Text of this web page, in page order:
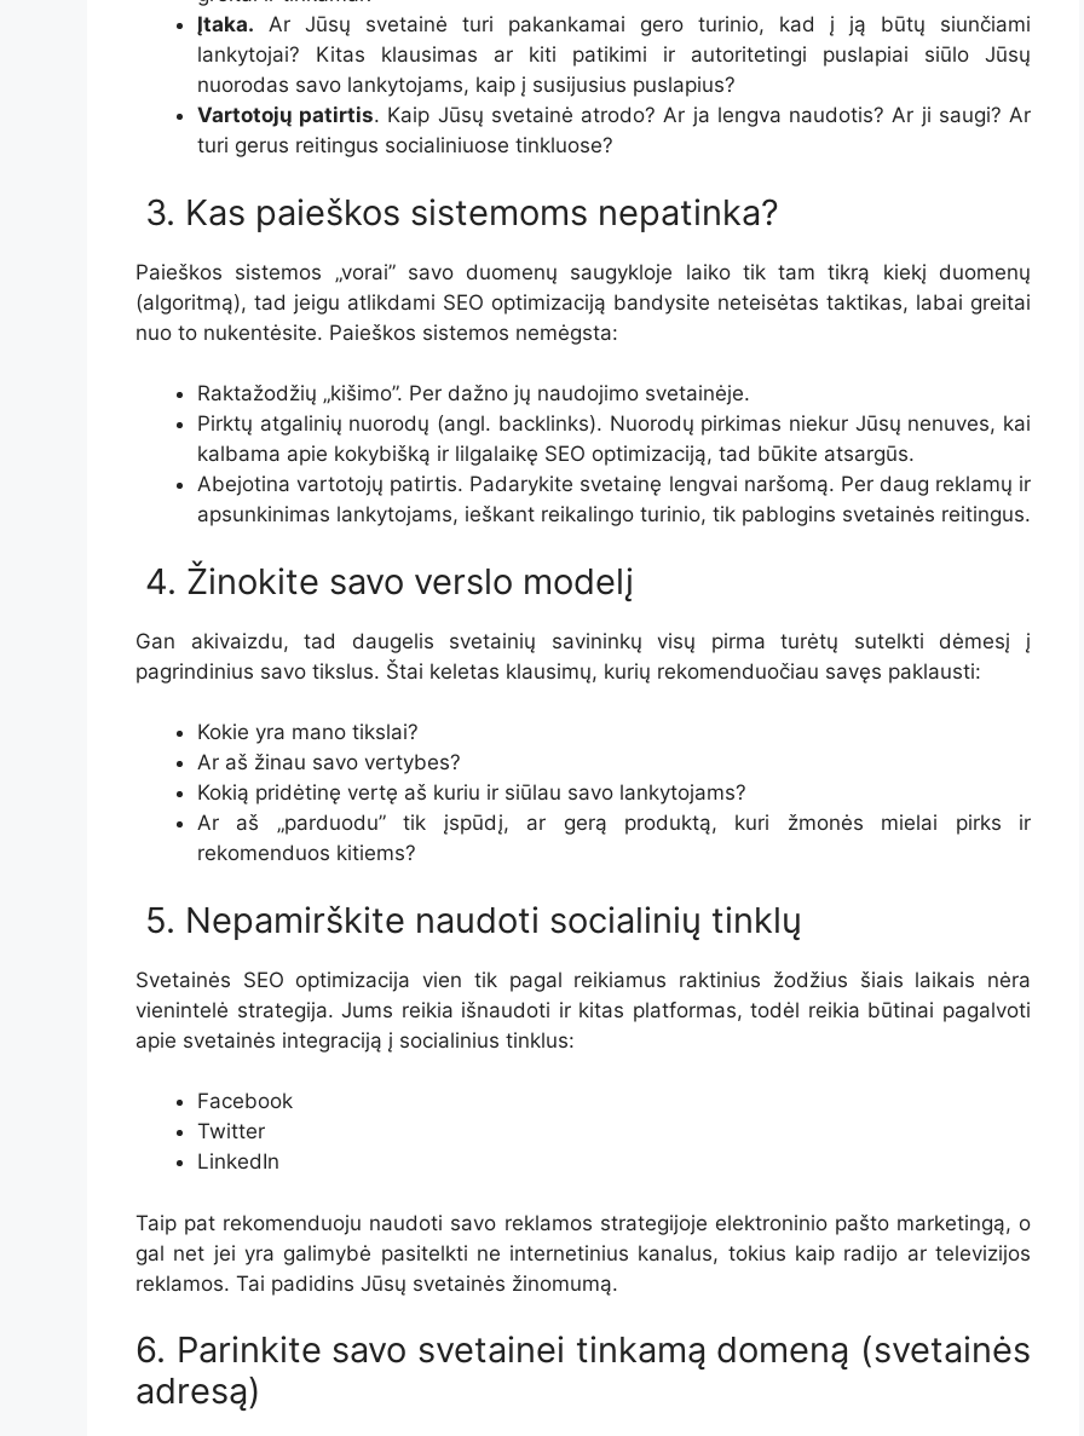
Įtaka. Ar Jūsų svetainė turi pakankamai gero turinio, kad į ją būtų siunčiami
lankytojai? Kitas klausimas ar kiti patikimi ir autoritetingi puslapiai siūlo Jūsų
nuorodas savo lankytojams, kaip į susijusius puslapius?
Vartotojų patirtis. Kaip Jūsų svetainė atrodo? Ar ja lengva naudotis? Ar ji saugi? Ar
turi gerus reitingus socialiniuose tinkluose?
3. Kas paieškos sistemoms nepatinka?
Paieškos sistemos „vorai” savo duomenų saugykloje laiko tik tam tikrą kiekį duomenų
(algoritmą), tad jeigu atlikdami SEO optimizaciją bandysite neteisėtas taktikas, labai greitai
nuo to nukentėsite. Paieškos sistemos nemėgsta:
Raktažodžių „kišimo”. Per dažno jų naudojimo svetainėje.
Pirktų atgalinių nuorodų (angl. backlinks). Nuorodų pirkimas niekur Jūsų nenuves, kai
kalbama apie kokybišką ir lilgalaikę SEO optimizaciją, tad būkite atsargūs.
Abejotina vartotojų patirtis. Padarykite svetainę lengvai naršomą. Per daug reklamų ir
apsunkinimas lankytojams, ieškant reikalingo turinio, tik pablogins svetainės reitingus.
4. Žinokite savo verslo modelį
Gan akivaizdu, tad daugelis svetainių savininkų visų pirma turėtų sutelkti dėmesį į
pagrindinius savo tikslus. Štai keletas klausimų, kurių rekomenduočiau savęs paklausti:
Kokie yra mano tikslai?
Ar aš žinau savo vertybes?
Kokią pridėtinę vertę aš kuriu ir siūlau savo lankytojams?
Ar aš „parduodu” tik įspūdį, ar gerą produktą, kuri žmonės mielai pirks ir
rekomenduos kitiems?
5. Nepamirškite naudoti socialinių tinklų
Svetainės SEO optimizacija vien tik pagal reikiamus raktinius žodžius šiais laikais nėra
vienintelė strategija. Jums reikia išnaudoti ir kitas platformas, todėl reikia būtinai pagalvoti
apie svetainės integraciją į socialinius tinklus:
Facebook
Twitter
LinkedIn
Taip pat rekomenduoju naudoti savo reklamos strategijoje elektroninio pašto marketingą, o
gal net jei yra galimybė pasitelkti ne internetinius kanalus, tokius kaip radijo ar televizijos
reklamos. Tai padidins Jūsų svetainės žinomumą.
6. Parinkite savo svetainei tinkamą domeną (svetainės
adresą)